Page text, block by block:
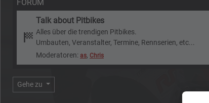
FORUM
Talk about Pitbikes
Alles über die trendigen Pitbikes.
Umbauten, Veranstalter, Termine, Rennserien, etc...
Moderatoren: as, Chris
Gehe zu